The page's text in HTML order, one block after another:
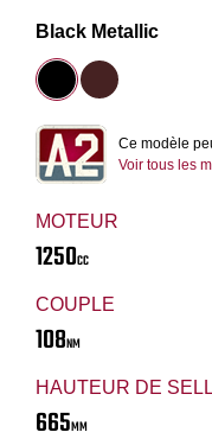
MOTEUR
1250CC
COUPLE
108NM
HAUTEUR DE
665MM
Black Metallic
Ce modèle
Voir tous les